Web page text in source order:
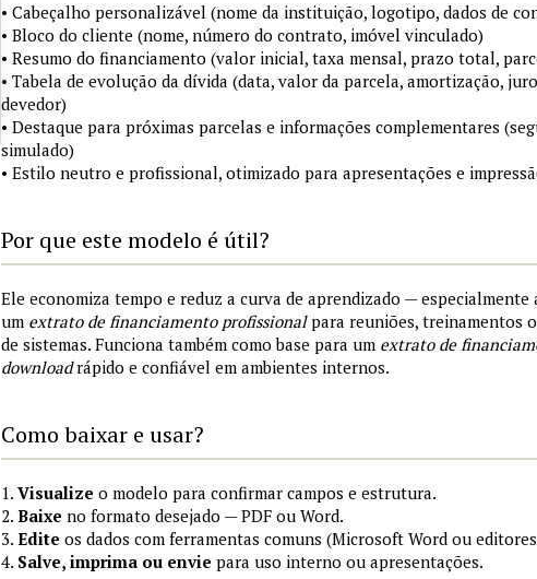
• Cabeçalho personalizável (nome da instituição, logotipo, dados de
• Bloco do cliente (nome, número do contrato, imóvel vinculado)
• Resumo do financiamento (valor inicial, taxa mensal, prazo total,
• Tabela de evolução da dívida (data, valor da parcela, amortização,
devedor)
• Destaque para próximas parcelas e informações complementares
simulado)
• Estilo neutro e profissional, otimizado para apresentações e
Por que este modelo é útil?
Ele economiza tempo e reduz a curva de aprendizado — especialmente
um extrato de financiamento profissionalpara reuniões, treinamentos
de sistemas. Funciona também como base para um extrato de
downloadrápido e confiável em ambientes internos.
Como baixar e usar?
1. Visualize o modelo para confirmar campos e estrutura.
2. Baixe no formato desejado — PDF ou Word.
3. Edite os dados com ferramentas comuns (Microsoft Word ou editores
4. Salve, imprima ou envie para uso interno ou apresentações.